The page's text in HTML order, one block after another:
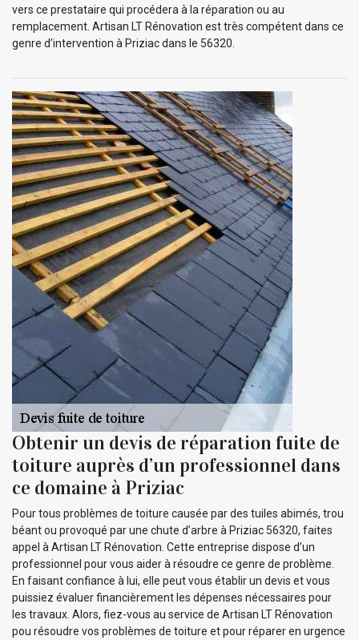
vers ce prestataire qui procédera à la réparation ou au
remplacement. Artisan LT Rénovation est très compétent dans ce
genre d’intervention à Priziac dans le 56320.
Obtenir un devis de réparation fuite de
toiture auprès d’un professionnel dans
ce domaine à Priziac
Pour tous problèmes de toiture causée par des tuiles abimés, trou
béant ou provoqué par une chute d’arbre à Priziac 56320, faites
appel à Artisan LT Rénovation. Cette entreprise dispose d’un
professionnel pour vous aider à résoudre ce genre de problème.
En faisant confiance à lui, elle peut vous établir un devis et vous
puissiez évaluer financièrement les dépenses nécessaires pour
les travaux. Alors, fiez-vous au service de Artisan LT Rénovation
pou résoudre vos problèmes de toiture et pour réparer en urgence